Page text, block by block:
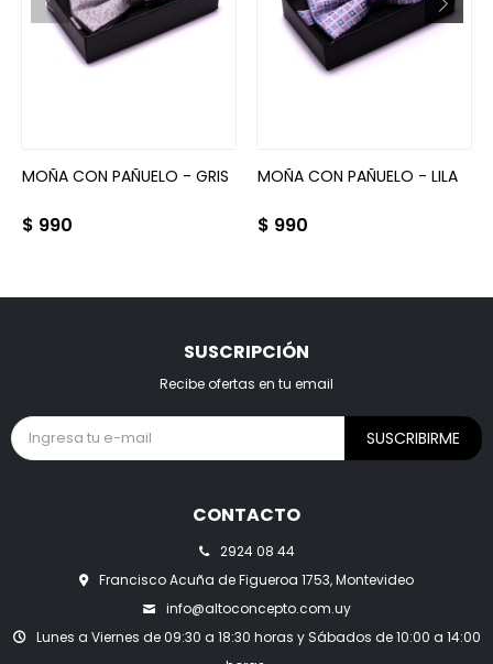
MOÑA CON PAÑUELO - GRIS
$ 990
MOÑA CON PAÑUELO - LILA
$ 990
CONTACTO
2924 08 44
Francisco Acuña de Figueroa 1753, Montevideo
info@altoconcepto.com.uy
Lunes a Viernes de 09:30 a 18:30 horas y Sábados de 10:00 a 14:00
SUSCRIPCIÓN
Recibe ofertas en tu email
SUSCRIBIRME